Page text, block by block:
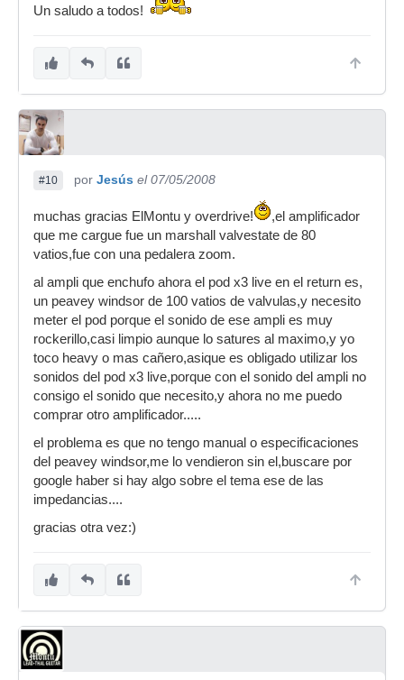
Un saludo a todos!
#10 por Jesús el 07/05/2008
muchas gracias ElMontu y overdrive!
,el amplificador
que me cargue fue un marshall valvestate de 80
vatios,fue con una pedalera zoom.
al ampli que enchufo ahora el pod x3 live en el return es,
un peavey windsor de 100 vatios de valvulas,y necesito
meter el pod porque el sonido de ese ampli es muy
rockerillo,casi limpio aunque lo satures al maximo,y yo
toco heavy o mas cañero,asique es obligado utilizar los
sonidos del pod x3 live,porque con el sonido del ampli no
consigo el sonido que necesito,y ahora no me puedo
comprar otro amplificador.....
el problema es que no tengo manual o especificaciones
del peavey windsor,me lo vendieron sin el,buscare por
google haber si hay algo sobre el tema ese de las
impedancias....
gracias otra vez:)